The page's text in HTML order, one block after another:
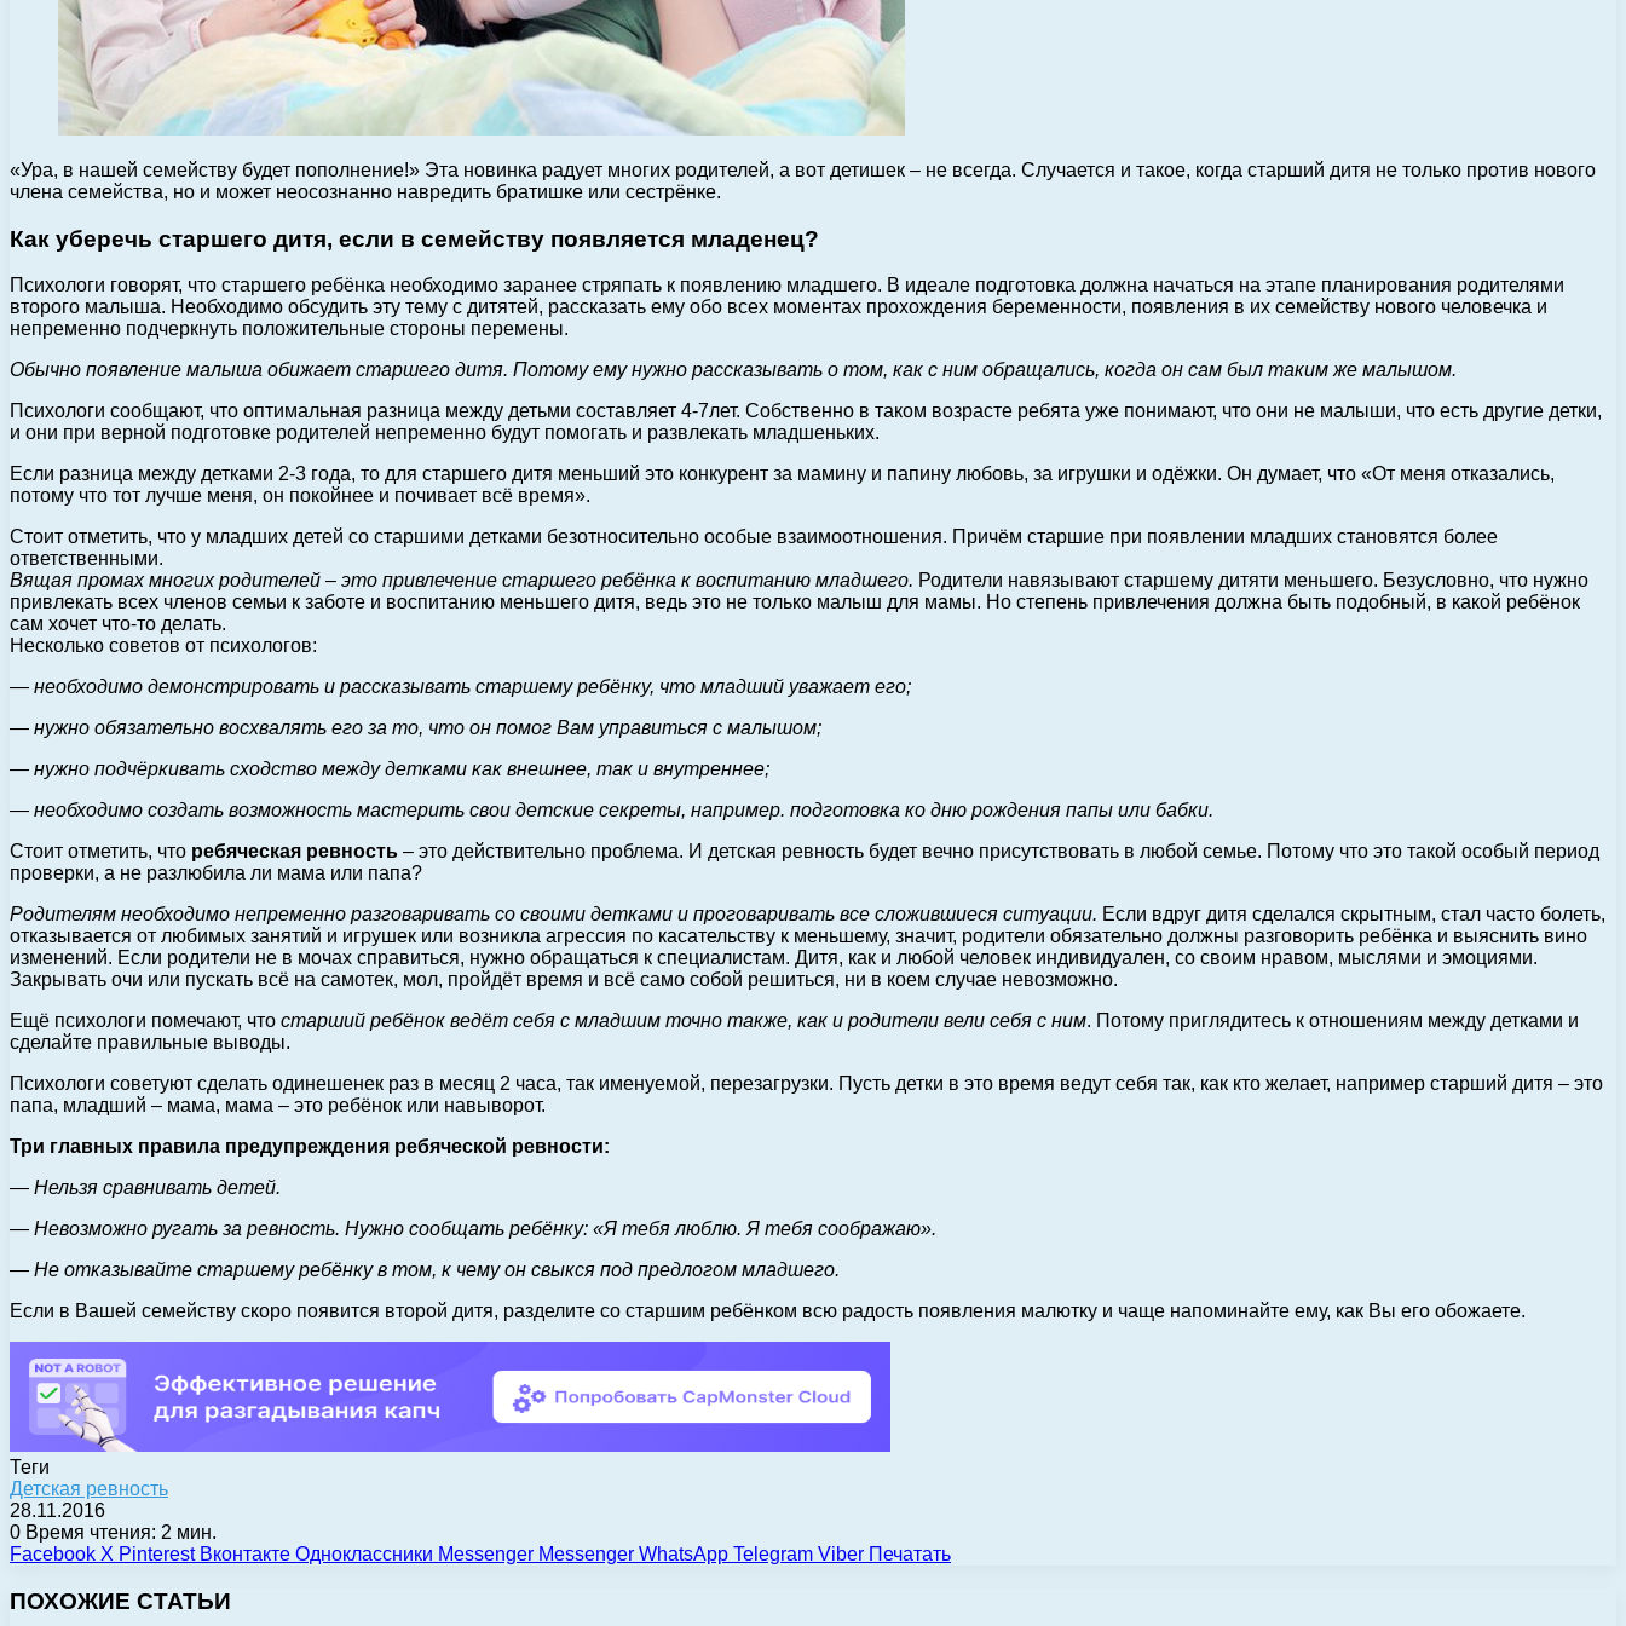
«Ура, в нашей семейству будет пополнение!» Эта новинка радует многих родителей, а вот детишек – не всегда. Случается и такое, когда старший дитя не только против нового
члена семейства, но и может неосознанно навредить братишке или сестрёнке.
Как уберечь старшего дитя, если в семейству появляется младенец?
Психологи говорят, что старшего ребёнка необходимо заранее стряпать к появлению младшего. В идеале подготовка должна начаться на этапе планирования родителями
второго малыша. Необходимо обсудить эту тему с дитятей, рассказать ему обо всех моментах прохождения беременности, появления в их семейству нового человечка и
непременно подчеркнуть положительные стороны перемены.
Обычно появление малыша обижает старшего дитя. Потому ему нужно рассказывать о том, как с ним обращались, когда он сам был таким же малышом.
Психологи сообщают, что оптимальная разница между детьми составляет 4-7лет. Собственно в таком возрасте ребята уже понимают, что они не малыши, что есть другие детки,
и они при верной подготовке родителей непременно будут помогать и развлекать младшеньких.
Если разница между детками 2-3 года, то для старшего дитя меньший это конкурент за мамину и папину любовь, за игрушки и одёжки. Он думает, что «От меня отказались,
потому что тот лучше меня, он покойнее и почивает всё время».
Стоит отметить, что у младших детей со старшими детками безотносительно особые взаимоотношения. Причём старшие при появлении младших становятся более
ответственными.
Вящая промах многих родителей – это привлечение старшего ребёнка к воспитанию младшего. Родители навязывают старшему дитяти меньшего. Безусловно, что нужно
привлекать всех членов семьи к заботе и воспитанию меньшего дитя, ведь это не только малыш для мамы. Но степень привлечения должна быть подобный, в какой ребёнок
сам хочет что-то делать.
Несколько советов от психологов:
— необходимо демонстрировать и рассказывать старшему ребёнку, что младший уважает его;
— нужно обязательно восхвалять его за то, что он помог Вам управиться с малышом;
— нужно подчёркивать сходство между детками как внешнее, так и внутреннее;
— необходимо создать возможность мастерить свои детские секреты, например. подготовка ко дню рождения папы или бабки.
Стоит отметить, что ребяческая ревность – это действительно проблема. И детская ревность будет вечно присутствовать в любой семье. Потому что это такой особый период
проверки, а не разлюбила ли мама или папа?
Родителям необходимо непременно разговаривать со своими детками и проговаривать все сложившиеся ситуации. Если вдруг дитя сделался скрытным, стал часто болеть,
отказывается от любимых занятий и игрушек или возникла агрессия по касательству к меньшему, значит, родители обязательно должны разговорить ребёнка и выяснить вино
изменений. Если родители не в мочах справиться, нужно обращаться к специалистам. Дитя, как и любой человек индивидуален, со своим нравом, мыслями и эмоциями.
Закрывать очи или пускать всё на самотек, мол, пройдёт время и всё само собой решиться, ни в коем случае невозможно.
Ещё психологи помечают, что старший ребёнок ведёт себя с младшим точно также, как и родители вели себя с ним. Потому приглядитесь к отношениям между детками и
сделайте правильные выводы.
Психологи советуют сделать одинешенек раз в месяц 2 часа, так именуемой, перезагрузки. Пусть детки в это время ведут себя так, как кто желает, например старший дитя – это
папа, младший – мама, мама – это ребёнок или навыворот.
Три главных правила предупреждения ребяческой ревности:
— Нельзя сравнивать детей.
— Невозможно ругать за ревность. Нужно сообщать ребёнку: «Я тебя люблю. Я тебя соображаю».
— Не отказывайте старшему ребёнку в том, к чему он свыкся под предлогом младшего.
Если в Вашей семейству скоро появится второй дитя, разделите со старшим ребёнком всю радость появления малютку и чаще напоминайте ему, как Вы его обожаете.
Теги
Детская ревность
28.11.2016
0 Время чтения: 2 мин.
Facebook X Pinterest Вконтакте Одноклассники Messenger Messenger WhatsApp Telegram Viber Печатать
ПОХОЖИЕ СТАТЬИ